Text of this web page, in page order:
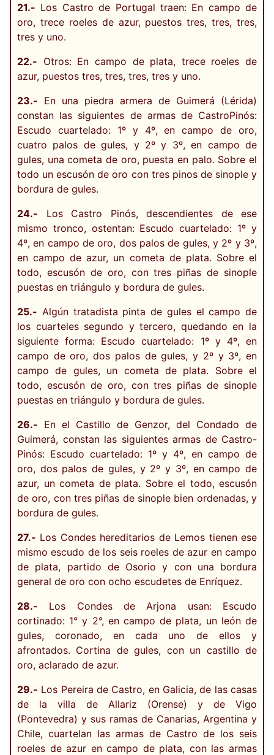
21.- Los Castro de Portugal traen: En campo de
oro, trece roeles de azur, puestos tres, tres, tres,
tres y uno.
22.- Otros: En campo de plata, trece roeles de
azur, puestos tres, tres, tres, tres y uno.
23.- En una piedra armera de Guimerá (Lérida)
constan las siguientes de armas de Castro­Pinós:
Escudo cuartelado: 1º y 4º, en campo de oro,
cuatro palos de gules, y 2º y 3º, en campo de
gules, una cometa de oro, puesta en palo. Sobre el
todo un escusón de oro con tres pinos de sinople y
bordura de gules.
24.- Los Castro Pinós, descendientes de ese
mismo tronco, ostentan: Escudo cuartelado: 1º y
4º, en campo de oro, dos palos de gules, y 2º y 3º,
en campo de azur, un cometa de plata. Sobre el
todo, escusón de oro, con tres piñas de sinople
puestas en triángulo y bordura de gules.
25.- Algún tratadista pinta de gules el campo de
los cuarteles segundo y tercero, quedando en la
siguiente forma: Escudo cuartelado: 1º y 4º, en
campo de oro, dos palos de gules, y 2º y 3º, en
campo de gules, un cometa de plata. Sobre el
todo, escusón de oro, con tres piñas de sinople
puestas en triángulo y bordura de gules.
26.- En el Castillo de Genzor, del Condado de
Guimerá, constan las siguientes armas de Castro-
Pinós: Escudo cuartelado: 1º y 4º, en campo de
oro, dos palos de gules, y 2º y 3º, en campo de
azur, un cometa de plata. Sobre el todo, escusón
de oro, con tres piñas de sinople bien ordenadas, y
bordura de gules.
27.- Los Condes hereditarios de Lemos tienen ese
mismo escudo de los seis roeles de azur en campo
de plata, partido de Osorio y con una bordura
general de oro con ocho escudetes de Enríquez.
28.- Los Condes de Arjona usan: Escudo
cortinado: 1° y 2°, en campo de plata, un león de
gules, coronado, en cada uno de ellos y
afrontados. Cortina de gules, con un castillo de
oro, aclarado de azur.
29.- Los Pereira de Castro, en Galicia, de las casas
de la villa de Allariz (Orense) y de Vigo
(Pontevedra) y sus ramas de Canarias, Argentina y
Chile, cuartelan las armas de Castro de los seis
roeles de azur en campo de plata, con las armas